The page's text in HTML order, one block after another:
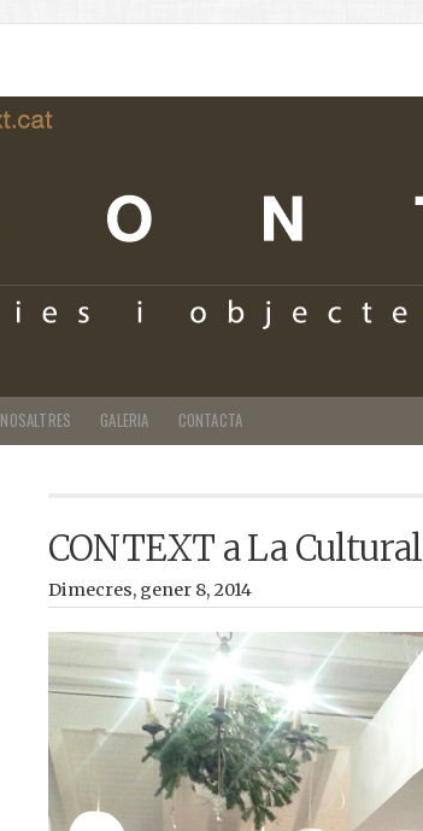
NOSALTRES GALERIA CONTACTA
CONTEXT a La Cultural
Dimecres, gener 8, 2014